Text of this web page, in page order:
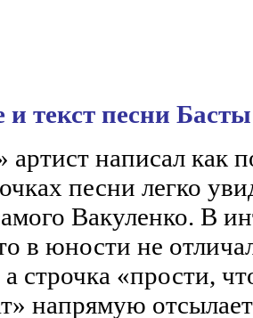
и текст песни
написал как
песни легко
Вакуленко. В
в юности не
строчка «прости,
напрямую